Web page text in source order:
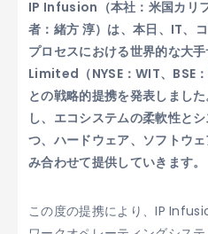
IP Infusion（本社：米国カリ
者：緒方 淳）は、本日、IT、
プロセスにおける世界的な大
Limited（NYSE：WIT、BSE
との戦略的提携を発表しまし
し、エコシステムの柔軟性と
つ、ハードウェア、ソフトウ
み合わせて提供していきます。
この度の提携により、IP